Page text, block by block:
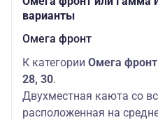
варианты
Омега фронт
К категории Омега фронт
28, 30.
Двухместная каюта со
расположенная на